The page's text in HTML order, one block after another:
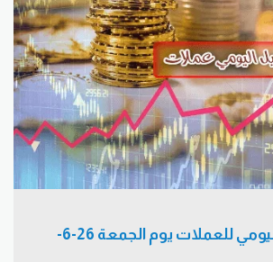
التحليل الفني اليومي للعملات يوم الجمعة 26-6-